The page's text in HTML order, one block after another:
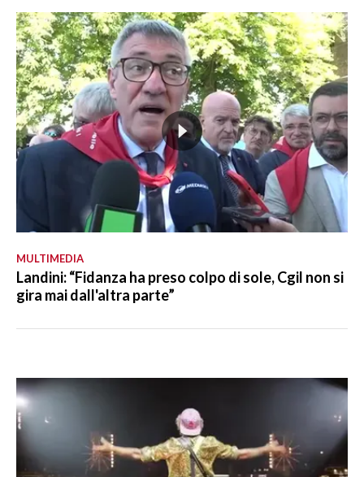
MULTIMEDIA
Landini: “Fidanza ha preso colpo di sole, Cgil non si
gira mai dall'altra parte”